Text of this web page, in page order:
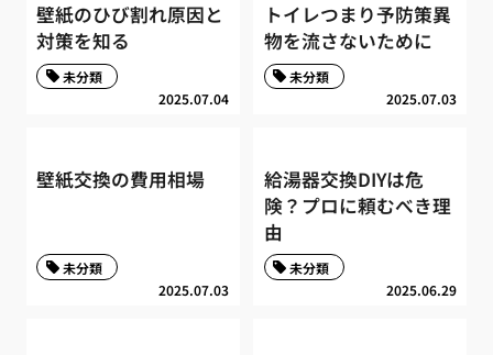
壁紙のひび割れ原因と
対策を知る
2025.07.04
未分類
トイレつまり予防策異
物を流さないために
2025.07.03
未分類
壁紙交換の費用相場
2025.07.03
未分類
給湯器交換DIYは危
険？プロに頼むべき理
由
2025.06.29
未分類